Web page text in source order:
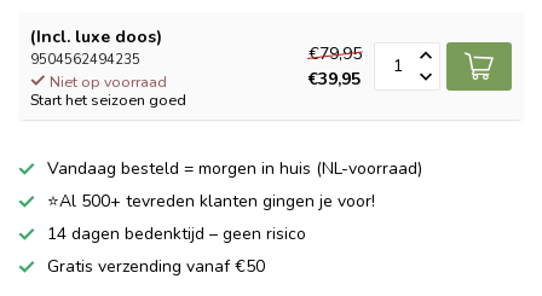
(Incl. luxe doos)
9504562494235
Niet op voorraad
Start het seizoen goed
€79,95
€39,95
Vandaag besteld = morgen in huis (NL-voorraad)
⭐Al 500+ tevreden klanten gingen je voor!
14 dagen bedenktijd – geen risico
Gratis verzending vanaf €50